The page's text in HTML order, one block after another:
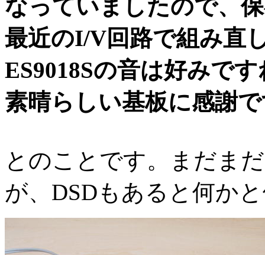
なっていましたので、
最近のI/V回路で組み直
ES9018Sの音は好みで
素晴らしい基板に感謝
とのことです。まだま
が、DSDもあると何か